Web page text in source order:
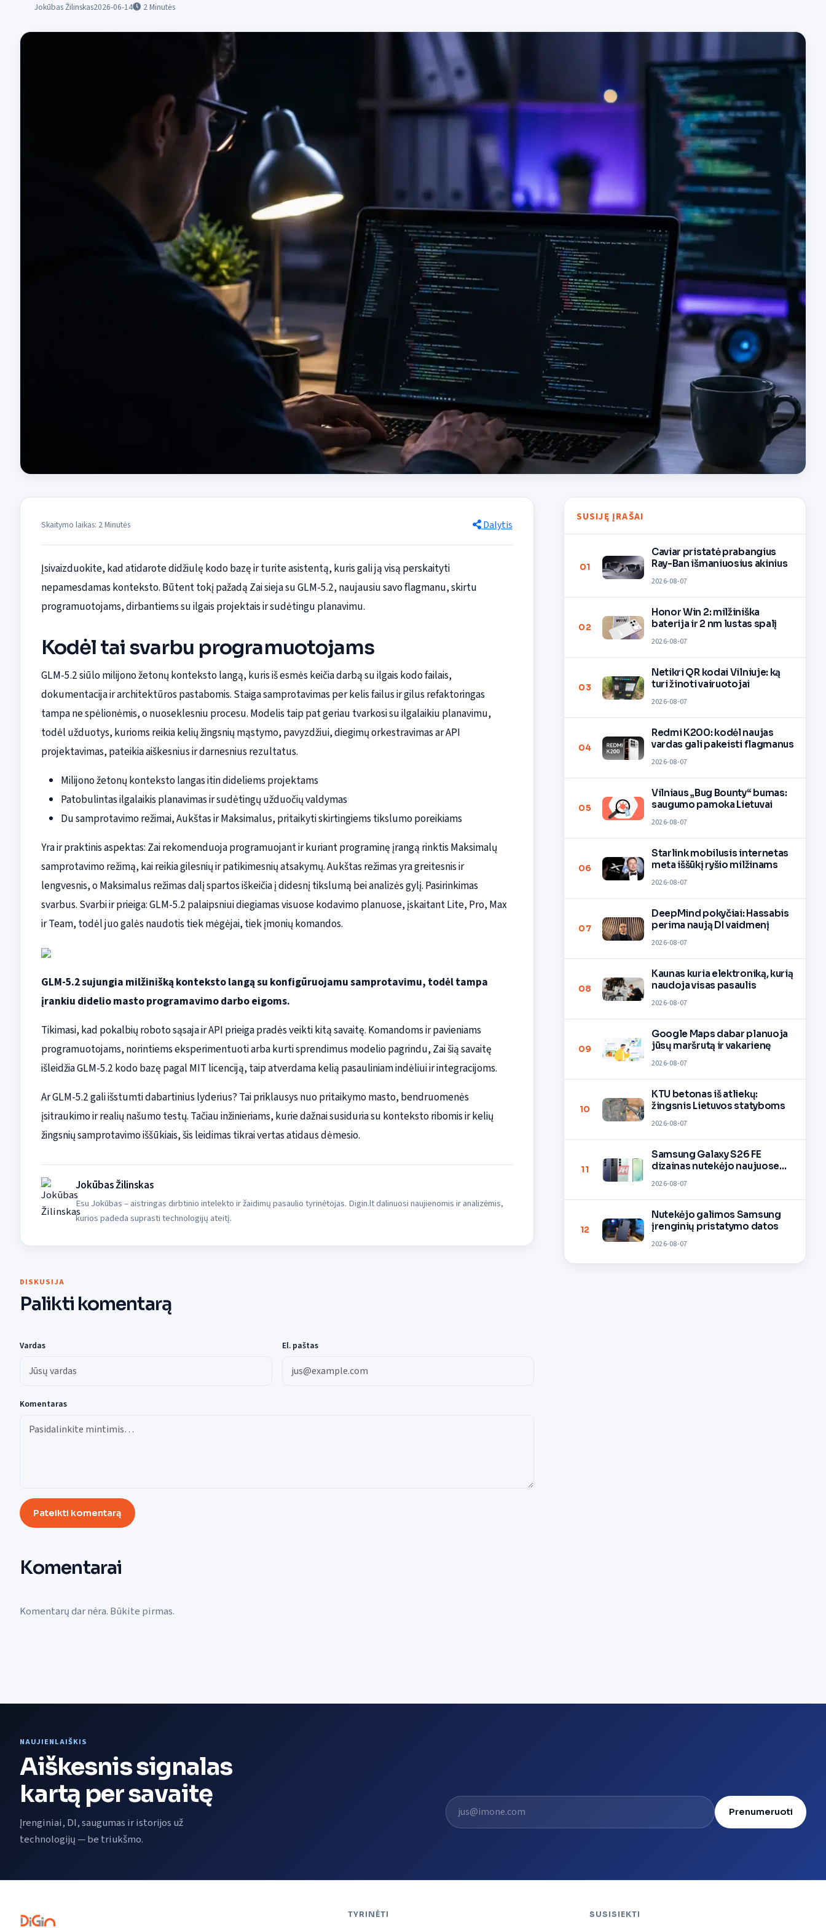
Jokūbas Žilinskas2026-06-14 2Minutės
Skaitymo laikas: 2 Minutės Dalytis
Įsivaizduokite, kad atidarote didžiulę kodo bazę ir turite asistentą, kuris gali ją visą perskaityti
nepamesdamas konteksto. Būtent tokį pažadą Zai sieja su GLM-5.2, naujausiu savo flagmanu, skirtu
programuotojams, dirbantiems su ilgais projektais ir sudėtingu planavimu.
Kodėl tai svarbu programuotojams
GLM-5.2 siūlo milijono žetonų konteksto langą, kuris iš esmės keičia darbą su ilgais kodo failais,
dokumentacija ir architektūros pastabomis. Staiga samprotavimas per kelis failus ir gilus refaktoringas
tampa ne spėlionėmis, o nuoseklesniu procesu. Modelis taip pat geriau tvarkosi su ilgalaikiu planavimu,
todėl užduotys, kurioms reikia kelių žingsnių mąstymo, pavyzdžiui, diegimų orkestravimas ar API
projektavimas, pateikia aiškesnius ir darnesnius rezultatus.
Milijono žetonų konteksto langas itin dideliems projektams
Patobulintas ilgalaikis planavimas ir sudėtingų užduočių valdymas
Du samprotavimo režimai, Aukštas ir Maksimalus, pritaikyti skirtingiems tikslumo poreikiams
Yra ir praktinis aspektas: Zai rekomenduoja programuojant ir kuriant programinę įrangą rinktis Maksimalų
samprotavimo režimą, kai reikia gilesnių ir patikimesnių atsakymų. Aukštas režimas yra greitesnis ir
lengvesnis, o Maksimalus režimas dalį spartos iškeičia į didesnį tikslumą bei analizės gylį. Pasirinkimas
svarbus. Svarbi ir prieiga: GLM-5.2 palaipsniui diegiamas visuose kodavimo planuose, įskaitant Lite, Pro, Max
ir Team, todėl juo galės naudotis tiek mėgėjai, tiek įmonių komandos.
GLM-5.2 sujungia milžinišką konteksto langą su konfigūruojamu samprotavimu, todėl tampa
įrankiu didelio masto programavimo darbo eigoms.
Tikimasi, kad pokalbių roboto sąsaja ir API prieiga pradės veikti kitą savaitę. Komandoms ir pavieniams
programuotojams, norintiems eksperimentuoti arba kurti sprendimus modelio pagrindu, Zai šią savaitę
išleidžia GLM-5.2 kodo bazę pagal MIT licenciją, taip atverdama kelią pasauliniam indėliui ir integracijoms.
Ar GLM-5.2 gali išstumti dabartinius lyderius? Tai priklausys nuo pritaikymo masto, bendruomenės
įsitraukimo ir realių našumo testų. Tačiau inžinieriams, kurie dažnai susiduria su konteksto ribomis ir kelių
žingsnių samprotavimo iššūkiais, šis leidimas tikrai vertas atidaus dėmesio.
Jokūbas Žilinskas
Esu Jokūbas – aistringas dirbtinio intelekto ir žaidimų pasaulio tyrinėtojas. Digin.lt dalinuosi naujienomis ir analizėmis,
kurios padeda suprasti technologijų ateitį.
DISKUSIJA
Palikti komentarą
Vardas El. paštas
Komentaras
Pateikti komentarą
Komentarai
Komentarų dar nėra. Būkite pirmas.
SUSIJĘ ĮRAŠAI
01
Caviar pristatė prabangius
Ray-Ban išmaniuosius akinius
2026-08-07
02
Honor Win 2: milžiniška
baterija ir 2 nm lustas spalį
2026-08-07
03
Netikri QR kodai Vilniuje: ką
turi žinoti vairuotojai
2026-08-07
04
Redmi K200: kodėl naujas
vardas gali pakeisti flagmanus
2026-08-07
05
Vilniaus „Bug Bounty“ bumas:
saugumo pamoka Lietuvai
2026-08-07
06
Starlink mobilusis internetas
meta iššūkį ryšio milžinams
2026-08-07
07
DeepMind pokyčiai: Hassabis
perima naują DI vaidmenį
2026-08-07
08
Kaunas kuria elektroniką, kurią
naudoja visas pasaulis
2026-08-07
09
Google Maps dabar planuoja
jūsų maršrutą ir vakarienę
2026-08-07
10
KTU betonas iš atliekų:
žingsnis Lietuvos statyboms
2026-08-07
11
Samsung Galaxy S26 FE
dizainas nutekėjo naujuose
2026-08-07
12
Nutekėjo galimos Samsung
įrenginių pristatymo datos
2026-08-07
NAUJIENLAIŠKIS
Aiškesnis signalas
kartą per savaitę
Įrenginiai, DI, saugumas ir istorijos už
technologijų — be triukšmo.
El. pašto adresas
Prenumeruoti
TYRINĖTI SUSISIEKTI